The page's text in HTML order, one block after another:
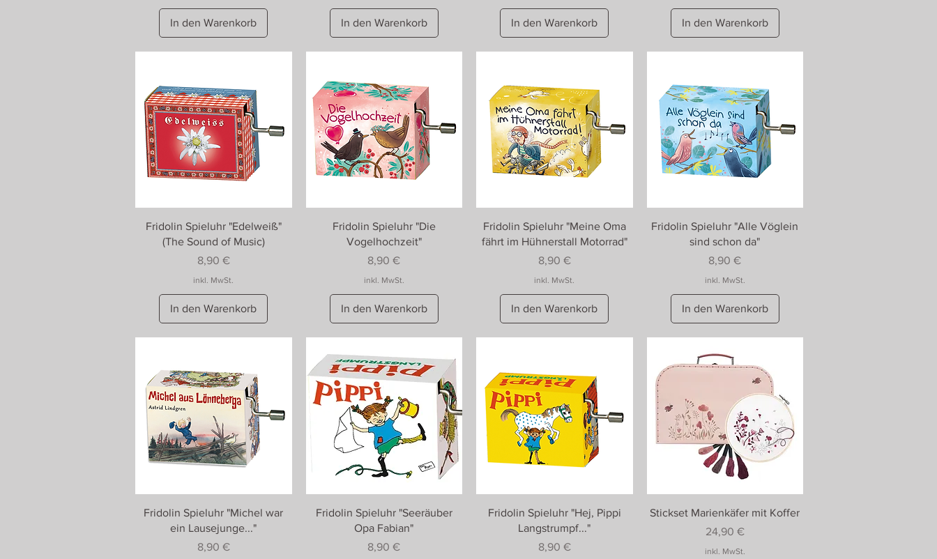
In den Warenkorb In den Warenkorb In den Warenkorb In den Warenkorb
Fridolin Spieluhr "Edelweiß"
(The Sound of Music)
Preis
8,90 €
inkl. MwSt.
In den Warenkorb
Fridolin Spieluhr "Die
Vogelhochzeit"
Preis
8,90 €
inkl. MwSt.
In den Warenkorb
Fridolin Spieluhr "Meine Oma
fährt im Hühnerstall Motorrad"
Preis
8,90 €
inkl. MwSt.
In den Warenkorb
Fridolin Spieluhr "Alle Vöglein
sind schon da"
Preis
8,90 €
inkl. MwSt.
In den Warenkorb
Fridolin Spieluhr "Michel war
ein Lausejunge..."
Preis
8,90 €
Fridolin Spieluhr "Seeräuber
Opa Fabian"
Preis
8,90 €
Fridolin Spieluhr "Hej, Pippi
Langstrumpf..."
Preis
8,90 €
Stickset Marienkäfer mit Koffer
Preis
24,90 €
inkl. MwSt.